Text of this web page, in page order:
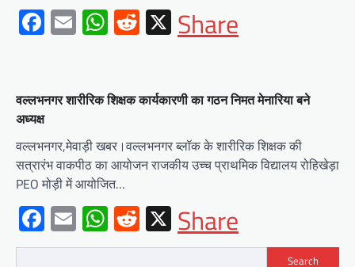
Facebook
EmailWhatsApp
Reddit
X
Share
वल्लभनगर शारीरिक शिक्षक कार्यकारणी का गठन निमत मेनारिया बने
अध्यक्ष
वल्लभनगर,मेवाड़ी खबर।वल्लभनगर ब्लॉक के शारीरिक शिक्षक की
सत्रारंभ वाकपीठ का आयोजन राजकीय उच्च प्राथमिक विद्यालय रोहिखेड़ा
PEO मोड़ी में आयोजित…
Facebook
EmailWhatsApp
Reddit
X
Share
Search